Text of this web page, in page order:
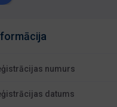
numurs
datums